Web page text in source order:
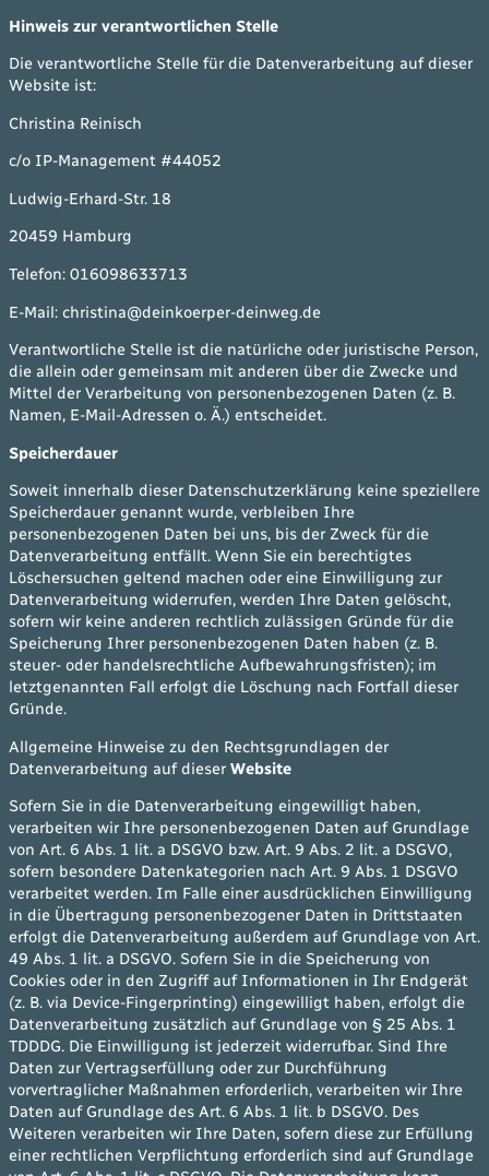
Hinweis zur verantwortlichen Stelle
Die verantwortliche Stelle für die Datenverarbeitung auf dieser
Website ist:
Christina Reinisch
c/o IP-Management #44052
Ludwig-Erhard-Str. 18
20459 Hamburg
Telefon: 016098633713
E-Mail: christina@deinkoerper-deinweg.de
Verantwortliche Stelle ist die natürliche oder juristische Person,
die allein oder gemeinsam mit anderen über die Zwecke und
Mittel der Verarbeitung von personenbezogenen Daten (z. B.
Namen, E-Mail-Adressen o. Ä.) entscheidet.
Speicherdauer
Soweit innerhalb dieser Datenschutzerklärung keine speziellere
Speicherdauer genannt wurde, verbleiben Ihre
personenbezogenen Daten bei uns, bis der Zweck für die
Datenverarbeitung entfällt. Wenn Sie ein berechtigtes
Löschersuchen geltend machen oder eine Einwilligung zur
Datenverarbeitung widerrufen, werden Ihre Daten gelöscht,
sofern wir keine anderen rechtlich zulässigen Gründe für die
Speicherung Ihrer personenbezogenen Daten haben (z. B.
steuer- oder handelsrechtliche Aufbewahrungsfristen); im
letztgenannten Fall erfolgt die Löschung nach Fortfall dieser
Gründe.
Allgemeine Hinweise zu den Rechtsgrundlagen der
Datenverarbeitung auf dieser Website
Sofern Sie in die Datenverarbeitung eingewilligt haben,
verarbeiten wir Ihre personenbezogenen Daten auf Grundlage
von Art. 6 Abs. 1 lit. a DSGVO bzw. Art. 9 Abs. 2 lit. a DSGVO,
sofern besondere Datenkategorien nach Art. 9 Abs. 1 DSGVO
verarbeitet werden. Im Falle einer ausdrücklichen Einwilligung
in die Übertragung personenbezogener Daten in Drittstaaten
erfolgt die Datenverarbeitung außerdem auf Grundlage von Art.
49 Abs. 1 lit. a DSGVO. Sofern Sie in die Speicherung von
Cookies oder in den Zugriff auf Informationen in Ihr Endgerät
(z. B. via Device-Fingerprinting) eingewilligt haben, erfolgt die
Datenverarbeitung zusätzlich auf Grundlage von § 25 Abs. 1
TDDDG. Die Einwilligung ist jederzeit widerrufbar. Sind Ihre
Daten zur Vertragserfüllung oder zur Durchführung
vorvertraglicher Maßnahmen erforderlich, verarbeiten wir Ihre
Daten auf Grundlage des Art. 6 Abs. 1 lit. b DSGVO. Des
Weiteren verarbeiten wir Ihre Daten, sofern diese zur Erfüllung
einer rechtlichen Verpflichtung erforderlich sind auf Grundlage